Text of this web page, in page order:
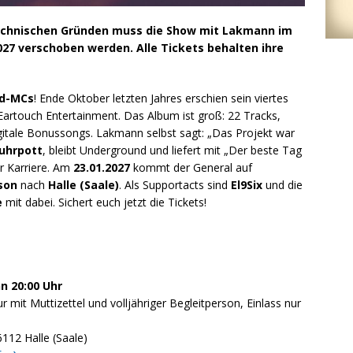
Gründen muss die Show mit Lakmann im
verschoben werden. Alle Tickets behalten ihre
MCs! Ende Oktober letzten Jahres erschien sein viertes
Entertainment. Das Album ist groß: 22 Tracks,
Bonussongs. Lakmann selbst sagt: „Das Projekt war
, bleibt Underground und liefert mit „Der beste Tag
Karriere. Am 23.01.2027 kommt der General auf
nach Halle (Saale). Als Supportacts sind El9Six und die
mit dabei. Sichert euch jetzt die Tickets!
20:00 Uhr
mit Muttizettel und volljähriger Begleitperson, Einlass nur
Halle (Saale)